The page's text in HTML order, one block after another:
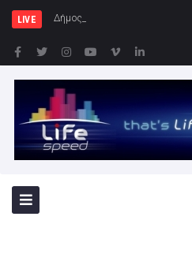
LIVE Δήμος Αθηναίων: Συνεχίζονται